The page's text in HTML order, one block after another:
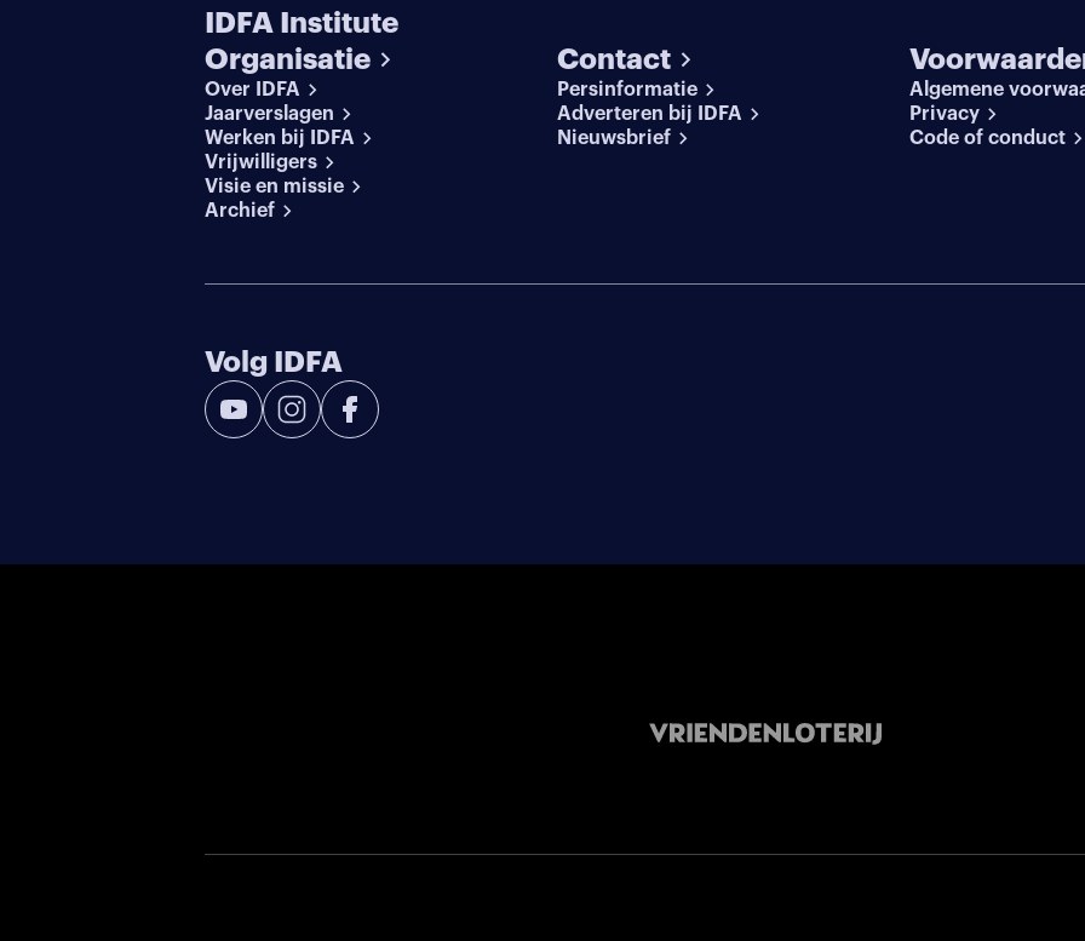
IDFA Institute
Organisatie
Over IDFA
Jaarverslagen
Werken bij IDFA
Vrijwilligers
Visie en missie
Archief
Contact
Persinformatie
Adverteren bij IDFA
Nieuwsbrief
Algemene
Privacy
Code of conduct
Volg IDFA